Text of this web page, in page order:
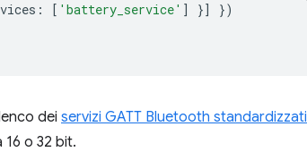
: [ 'battery_service' ] }]
})
dei servizi GATT Bluetooth standardizzati
o 32 bit.